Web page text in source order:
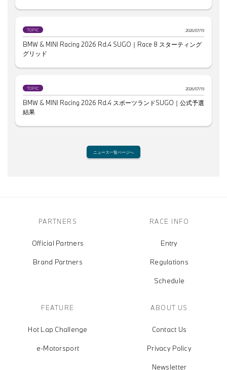
TOPIC 2026/07/19
BMW & MINI Racing 2026 Rd.4 SUGO｜Race 8 スターティング
グリッド
TOPIC 2026/07/19
BMW & MINI Racing 2026 Rd.4 スポーツランドSUGO｜公式予選
結果
ニュース一覧ページへ
PARTNERS
Official Partners
Brand Partners
RACE INFO
Entry
Regulations
Schedule
FEATURE
Hot Lap Challenge
e-Motorsport
ABOUT US
Contact Us
Privacy Policy
Newsletter